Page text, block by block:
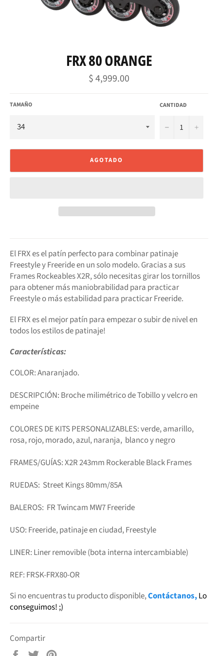
FRX 80 ORANGE
Precio
habitual
$ 4,999.00
TAMAÑO CANTIDAD
− +
AGOTADO
El FRX es el patín perfecto para combinar patinaje
Freestyle y Freeride en un solo modelo. Gracias a sus
Frames Rockeables X2R, sólo necesitas girar los tornillos
para obtener más maniobrabilidad para practicar
Freestyle o más estabilidad para practicar Freeride.
El FRX es el mejor patín para empezar o subir de nivel en
todos los estilos de patinaje!
Características:
COLOR: Anaranjado.
DESCRIPCIÓN: Broche milimétrico de Tobillo y velcro en
empeine
COLORES DE KITS PERSONALIZABLES: verde, amarillo,
rosa, rojo, morado, azul, naranja, blanco y negro
FRAMES/GUÍAS: X2R 243mm Rockerable Black Frames
RUEDAS: Street Kings 80mm/85A
BALEROS: FR Twincam MW7 Freeride
USO: Freeride, patinaje en ciudad, Freestyle
LINER: Liner removible (bota interna intercambiable)
REF: FRSK-FRX80-OR
Si no encuentras tu producto disponible,Contáctanos,Lo
conseguimos! ;)
Compartir